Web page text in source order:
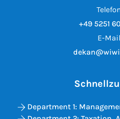
+49 5251
E-
Department 1: